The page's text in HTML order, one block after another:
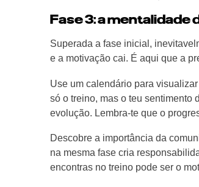
Fase 3: a mentalidade
Superada a fase inicial,
e a motivação cai. É aqui que a
Use um calendário para
só o treino, mas o teu sentimento
evolução. Lembra-te que o
Descobre a importância da
na mesma fase cria
encontras no treino pode ser o